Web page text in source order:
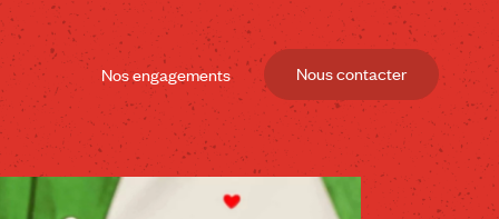
Nos engagements Nous contacter